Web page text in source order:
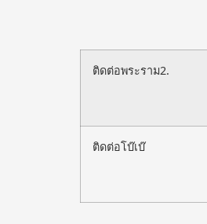
ติดต่อพระราม2.
ติดต่อโบ๊เบ๊